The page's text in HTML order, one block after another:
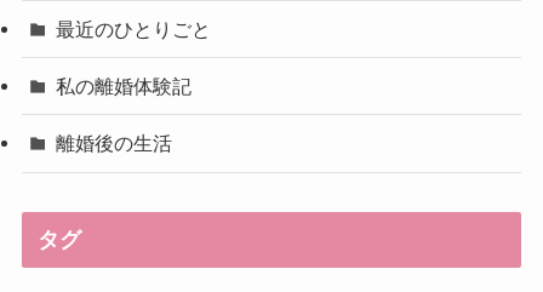
最近のひとりごと
私の離婚体験記
離婚後の生活
タグ